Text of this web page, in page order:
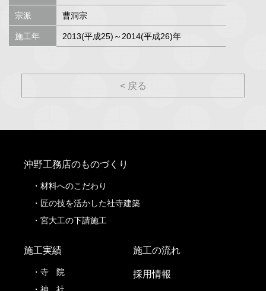
宗派
施工年
曹洞宗
2013(平成25)～2014(平成26)年
< 戻る
沖野工務店のものづくり
材料へのこだわり
匠の技を活かした社寺建築
宮大工の下請施工
施工実績
寺
院
施工の流れ
採用情報